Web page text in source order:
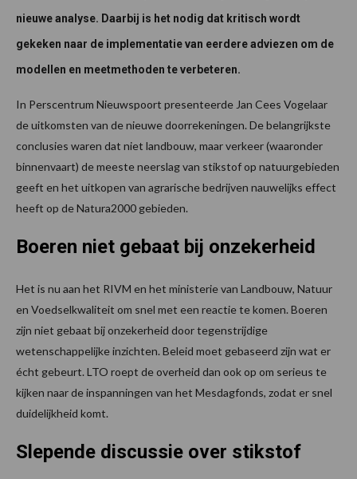
nieuwe analyse. Daarbij is het nodig dat kritisch wordt
gekeken naar de implementatie van eerdere adviezen om de
modellen en meetmethoden te verbeteren.
In Perscentrum Nieuwspoort presenteerde Jan Cees Vogelaar
de uitkomsten van de nieuwe doorrekeningen. De belangrijkste
conclusies waren dat niet landbouw, maar verkeer (waaronder
binnenvaart) de meeste neerslag van stikstof op natuurgebieden
geeft en het uitkopen van agrarische bedrijven nauwelijks effect
heeft op de Natura2000 gebieden.
Boeren niet gebaat bij onzekerheid
Het is nu aan het RIVM en het ministerie van Landbouw, Natuur
en Voedselkwaliteit om snel met een reactie te komen. Boeren
zijn niet gebaat bij onzekerheid door tegenstrijdige
wetenschappelijke inzichten. Beleid moet gebaseerd zijn wat er
écht gebeurt. LTO roept de overheid dan ook op om serieus te
kijken naar de inspanningen van het Mesdagfonds, zodat er snel
duidelijkheid komt.
Slepende discussie over stikstof